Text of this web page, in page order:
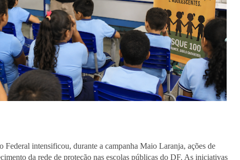
Federal intensificou, durante a campanha Maio Laranja, ações de
da rede de proteção nas escolas públicas do DF. As iniciativas